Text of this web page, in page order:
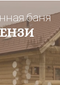
баня